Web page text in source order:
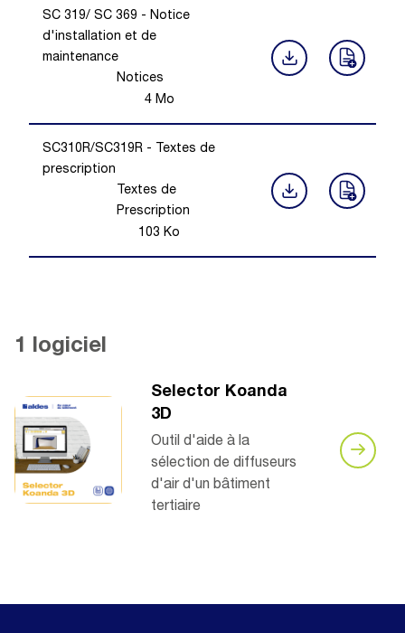
SC 319/ SC 369 - Notice
d'installation et de
maintenance
Notices
4Mo
SC310R/SC319R - Textes de
prescription
Textes de
Prescription
103 Ko
1 logiciel
Selector Koanda
3D
Outil d'aide à la
sélection de diffuseurs
d'air d'un bâtiment
tertiaire